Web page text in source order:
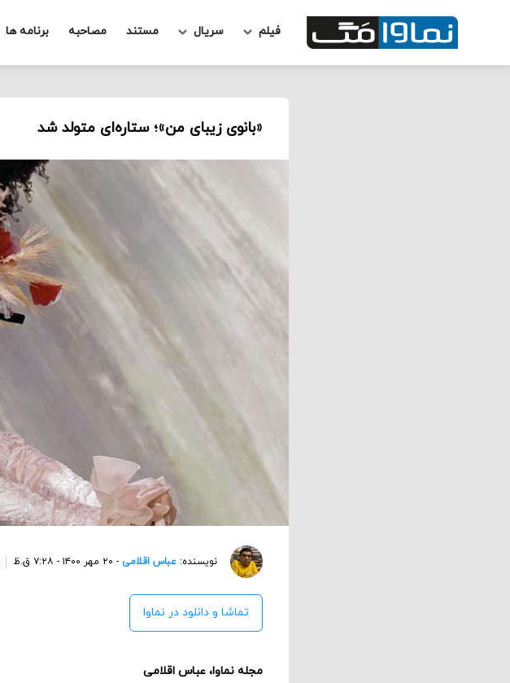
فیلم سریال مستند مصاحبه برنامه ها
«بانوی زیبای من»؛ ستاره‌‌ای متولد شد
نویسنده: عباس اقلامی - ۲۰ مهر ۱۴۰۰ - ۷:۲۸ ق.ظ
تماشا و دانلود در نماوا
مجله نماوا، عباس اقلامی